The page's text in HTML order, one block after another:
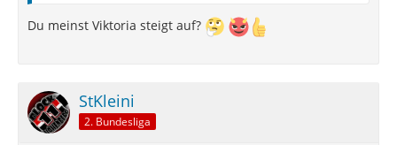
Du meinst Viktoria steigt auf?
StKleini
2. Bundesliga